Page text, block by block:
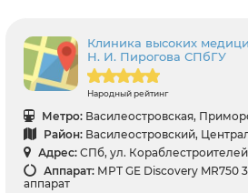
Клиника высоких
Н. И. Пирогова СПбГУ
Народный рейтинг
Метро: Василеостровская,
Район: Василеостровский,
Адрес: СПб, ул.
Аппарат: МРТ GE Discovery MR750
аппарат